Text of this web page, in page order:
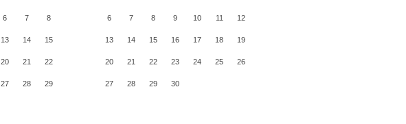
6 7 8
13 14 15
20 21 22
27 28 29
6 7 8 9 10 11 12
13 14 15 16 17 18 19
20 21 22 23 24 25 26
27 28 29 30